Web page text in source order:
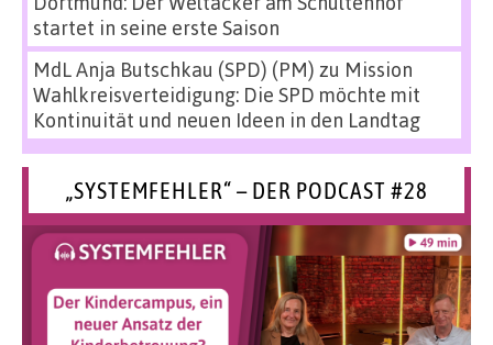
startet in seine erste Saison
MdL Anja Butschkau (SPD) (PM) zu Mission
Wahlkreisverteidigung: Die SPD möchte mit
Kontinuität und neuen Ideen in den Landtag
„SYSTEMFEHLER“ – DER PODCAST #28